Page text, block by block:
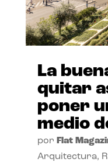
La
quitar
poner
medio
por Flat
Arquitectura,